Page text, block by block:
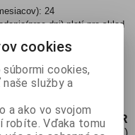
24
platí pre sklad
0,07252 kg
balenia:
0,07252 kg
uhlová páčka s
páčka s kladkou
17,91 EUR
EUR (Cena bez DPH)
cookies
cookies,
služby a
a ako vo svojom
robíte. Vďaka tomu